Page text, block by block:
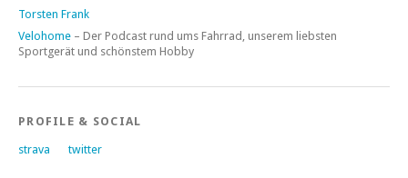
Torsten Frank
Velohome – Der Podcast rund ums Fahrrad, unserem liebsten
Sportgerät und schönstem Hobby
PROFILE & SOCIAL
strava twitter